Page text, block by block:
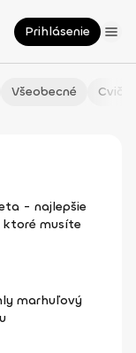
Prihlásenie
Všeobecné
- najlepšie
musíte
marhuľový